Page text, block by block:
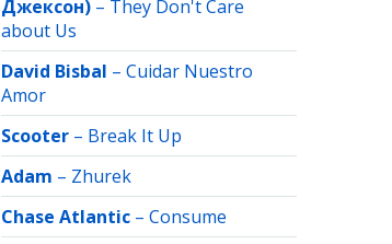
Джексон) – They Don't Care
about Us
David Bisbal – Cuidar Nuestro
Amor
Scooter – Break It Up
Adam – Zhurek
Chase Atlantic – Consume